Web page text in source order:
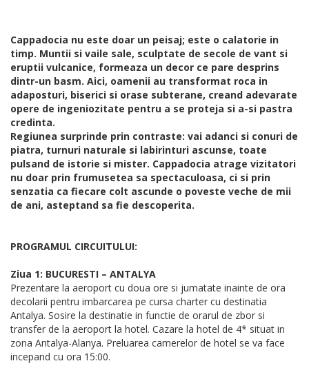
Cappadocia nu este doar un peisaj; este o calatorie in
timp. Muntii si vaile sale, sculptate de secole de vant si
eruptii vulcanice, formeaza un decor ce pare desprins
dintr-un basm. Aici, oamenii au transformat roca in
adaposturi, biserici si orase subterane, creand adevarate
opere de ingeniozitate pentru a se proteja si a-si pastra
credinta.
Regiunea surprinde prin contraste: vai adanci si conuri de
piatra, turnuri naturale si labirinturi ascunse, toate
pulsand de istorie si mister. Cappadocia atrage vizitatori
nu doar prin frumusetea sa spectaculoasa, ci si prin
senzatia ca fiecare colt ascunde o poveste veche de mii
de ani, asteptand sa fie descoperita.
PROGRAMUL CIRCUITULUI:
Ziua 1: BUCURESTI – ANTALYA
Prezentare la aeroport cu doua ore si jumatate inainte de ora
decolarii pentru imbarcarea pe cursa charter cu destinatia
Antalya. Sosire la destinatie in functie de orarul de zbor si
transfer de la aeroport la hotel. Cazare la hotel de 4* situat in
zona Antalya-Alanya. Preluarea camerelor de hotel se va face
incepand cu ora 15:00.